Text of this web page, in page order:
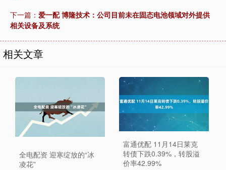
下一篇： 爱一配 博隆技术：公司目前未在固态电池领域对外提供
相关设备及系统
相关文章
全电配资 迎寒绽放的“冰
凌花”
富通优配 11月14日莱克
转债下跌0.39%，转股溢
价率42.99%